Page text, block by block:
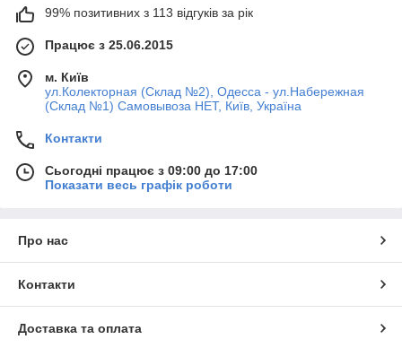
99% позитивних з 113 відгуків за рік
Працює з 25.06.2015
м. Київ
ул.Колекторная (Склад №2), Одесса - ул.Набережная
(Склад №1) Самовывоза НЕТ, Київ, Україна
Контакти
Сьогодні працює з 09:00 до 17:00
Показати весь графік роботи
Про нас
Контакти
Доставка та оплата